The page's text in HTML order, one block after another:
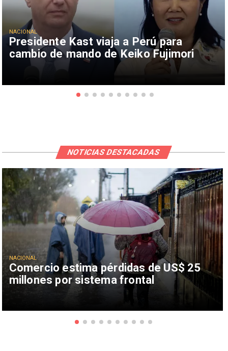
Presidente Kast viaja a Perú para
cambio de mando de Keiko Fujimori
NACIONAL
Comercio estima pérdidas de US$ 25
millones por sistema frontal
NACIONAL
NOTICIAS DESTACADAS